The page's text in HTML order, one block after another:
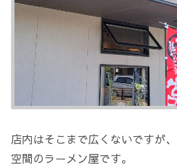
店内はそこまで広くないですが
空間のラーメン屋です。